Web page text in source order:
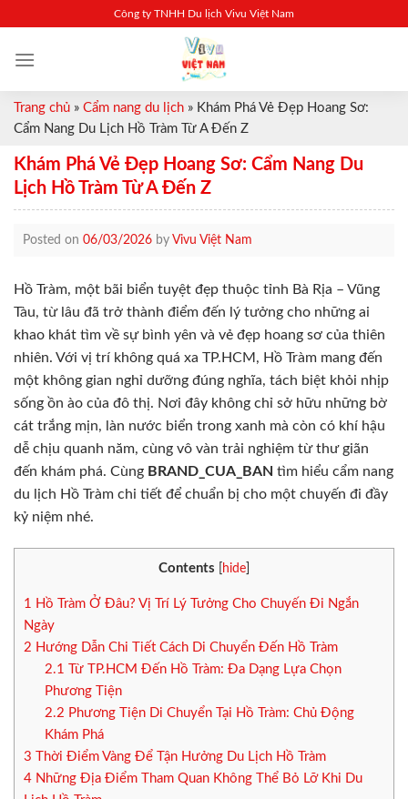
content
Công ty TNHH Du lịch Vivu Việt Nam
Trang chủ » Cẩm nang du lịch » Khám Phá Vẻ Đẹp Hoang Sơ:
Cẩm Nang Du Lịch Hồ Tràm Từ A Đến Z
Khám Phá Vẻ Đẹp Hoang Sơ: Cẩm Nang Du
Lịch Hồ Tràm Từ A Đến Z
Posted on 06/03/2026 by Vivu Việt Nam
Hồ Tràm, một bãi biển tuyệt đẹp thuộc tỉnh Bà Rịa – Vũng
Tàu, từ lâu đã trở thành điểm đến lý tưởng cho những ai
khao khát tìm về sự bình yên và vẻ đẹp hoang sơ của thiên
nhiên. Với vị trí không quá xa TP.HCM, Hồ Tràm mang đến
một không gian nghỉ dưỡng đúng nghĩa, tách biệt khỏi nhịp
sống ồn ào của đô thị. Nơi đây không chỉ sở hữu những bờ
cát trắng mịn, làn nước biển trong xanh mà còn có khí hậu
dễ chịu quanh năm, cùng vô vàn trải nghiệm từ thư giãn
đến khám phá. Cùng BRAND_CUA_BAN tìm hiểu cẩm nang
du lịch Hồ Tràm chi tiết để chuẩn bị cho một chuyến đi đầy
kỷ niệm nhé.
Contents hide
1
Hồ Tràm Ở Đâu? Vị Trí Lý Tưởng Cho Chuyến Đi Ngắn
Ngày
2 Hướng Dẫn Chi Tiết Cách Di Chuyển Đến Hồ Tràm
2.1
Từ TP.HCM Đến Hồ Tràm: Đa Dạng Lựa Chọn
Phương Tiện
2.2 Phương Tiện Di Chuyển Tại Hồ Tràm: Chủ Động
Khám Phá
3 Thời Điểm Vàng Để Tận Hưởng Du Lịch Hồ Tràm
4 Những Địa Điểm Tham Quan Không Thể Bỏ Lỡ Khi Du